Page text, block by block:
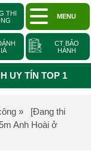
THI
MENU
CT BẢO
HÀNH
UY TÍN TOP 1
» [Đang thi
Anh Hoài ở